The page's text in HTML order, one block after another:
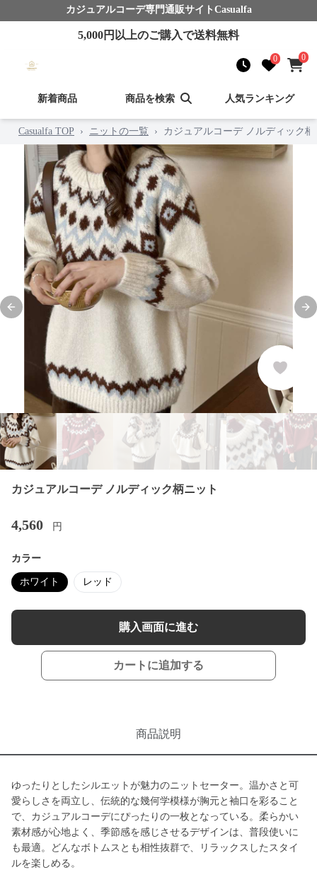
カジュアルコーデ専門通販サイト Casualfa
5,000円以上のご購入で送料無料
0 0
新着商品 商品を検索 人気ランキング
Casualfa TOP › ニットの一覧 › カジュアルコーデ ノルディック
Previous slide
カジュアルコーデ ノルディック柄ニット
4,560 円
カラー
ホワイト レッド
購入画面に進む
カートに追加する
商品説明
ゆったりとしたシルエットが魅力のニットセーター。温かさと可
愛らしさを両立し、伝統的な幾何学模様が胸元と袖口を彩ること
で、カジュアルコーデにぴったりの一枚となっている。柔らかい
素材感が心地よく、季節感を感じさせるデザインは、普段使いに
も最適。どんなボトムスとも相性抜群で、リラックスしたスタイ
ルを楽しめる。